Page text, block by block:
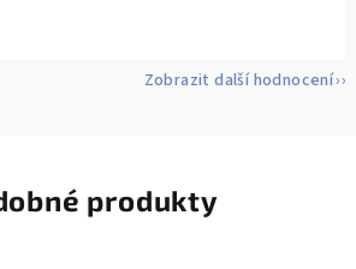
Zobrazit další hodnocení
produkty